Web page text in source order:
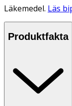
Läkemedel. Läs
Produktfakta